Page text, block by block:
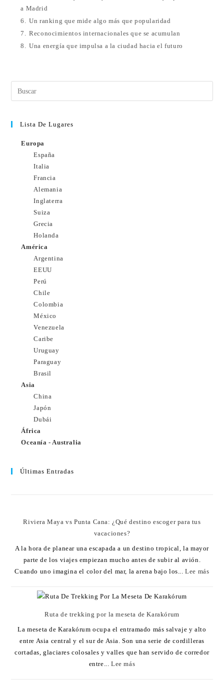
a Madrid
6. Un ranking que mide algo más que popularidad
7. Reconocimientos internacionales que se acumulan
8. Una energía que impulsa a la ciudad hacia el futuro
Lista De Lugares
Europa
España
Italia
Francia
Alemania
Inglaterra
Suiza
Grecia
Holanda
América
Argentina
EEUU
Perú
Chile
Colombia
México
Venezuela
Caribe
Uruguay
Paraguay
Brasil
Asia
China
Japón
Dubái
África
Oceanía - Australia
Últimas Entradas
Riviera Maya vs Punta Cana: ¿Qué destino escoger para tus
vacaciones?
A la hora de planear una escapada a un destino tropical, la mayor
parte de los viajes empiezan mucho antes de subir al avión.
Cuando uno imagina el color del mar, la arena bajo los...Lee más
Ruta de trekking por la meseta de Karakórum
La meseta de Karakórum ocupa el entramado más salvaje y alto
entre Asia central y el sur de Asia. Son una serie de cordilleras
cortadas, glaciares colosales y valles que han servido de corredor
entre...Lee más